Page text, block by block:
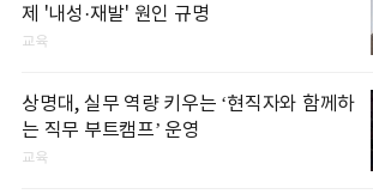
제 '내성·재발' 원인 규명
교육
상명대, 실무 역량 키우는 ‘현직자와 함께하
는 직무 부트캠프’ 운영
교육